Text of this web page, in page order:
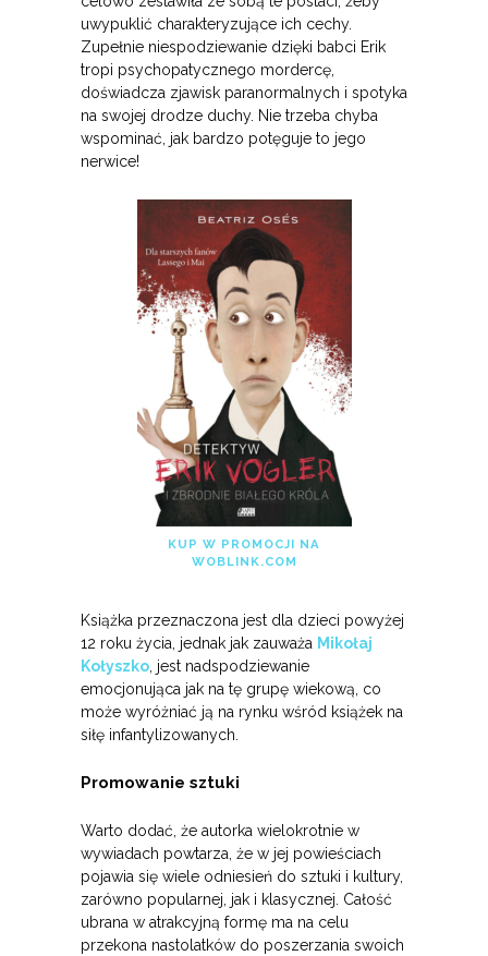
uwypuklić charakteryzujące ich cechy.
Zupełnie niespodziewanie dzięki babci Erik
tropi psychopatycznego mordercę,
doświadcza zjawisk paranormalnych i spotyka
na swojej drodze duchy. Nie trzeba chyba
wspominać, jak bardzo potęguje to jego
nerwice!
KUP W PROMOCJI NA
WOBLINK.COM
Książka przeznaczona jest dla dzieci powyżej
12 roku życia, jednak jak zauważa Mikołaj
Kołyszko , jest nadspodziewanie
emocjonująca jak na tę grupę wiekową, co
może wyróżniać ją na rynku wśród książek na
siłę infantylizowanych.
Promowanie sztuki
Warto dodać, że autorka wielokrotnie w
wywiadach powtarza, że w jej powieściach
pojawia się wiele odniesień do sztuki i kultury,
zarówno popularnej, jak i klasycznej. Całość
ubrana w atrakcyjną formę ma na celu
przekona nastolatków do poszerzania swoich